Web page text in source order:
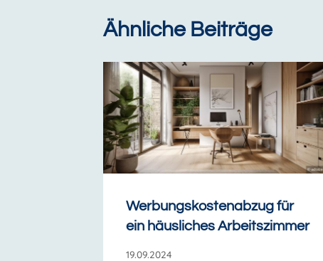
Ähnliche Beiträge
Werbungskostenabzug für
ein häusliches Arbeitszimmer
19.09.2024